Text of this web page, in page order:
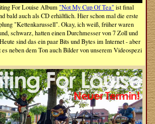
For Louise Album "Not My Cup Of Tea" ist final
bald auch als CD erhältlich. Hier schon mal die erste
"Kettenkarussell". Okay, ich weiß, früher waren
schwarz, hatten einen Durchmesser von 7 Zoll und
sind das ein paar Bits und Bytes im Internet - aber
neben dem Ton auch Bilder von unserem Videospezi